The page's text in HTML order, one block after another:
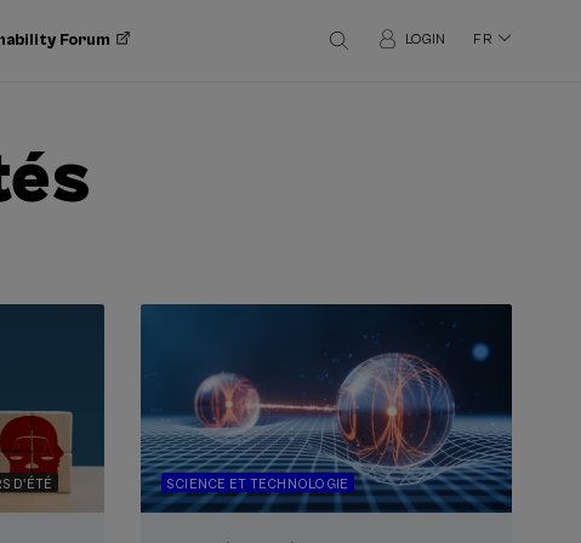
Forum LOGIN FR
D'ÉTÉ SCIENCE ET TECHNOLOGIE